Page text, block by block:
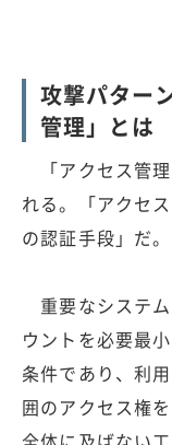
攻撃パター
管理」とは
「アクセス管
れる。「アクセ
の認証手段」だ。
重要なシステ
ウントを必要最
条件であり、利
囲のアクセス権